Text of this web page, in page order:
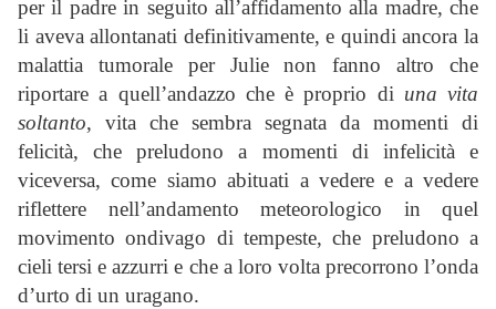
per il padre in seguito all’affidamento alla madre, che
li aveva allontanati definitivamente, e quindi ancora la
malattia tumorale per Julie non fanno altro che
riportare a quell’andazzo che è proprio di una vita
soltanto, vita che sembra segnata da momenti di
felicità, che preludono a momenti di infelicità e
viceversa, come siamo abituati a vedere e a vedere
riflettere nell’andamento meteorologico in quel
movimento ondivago di tempeste, che preludono a
cieli tersi e azzurri e che a loro volta precorrono l’onda
d’urto di un uragano.